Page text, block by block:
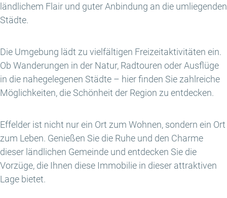
ländlichem Flair und guter Anbindung an die umliegenden
Städte.
Die Umgebung lädt zu vielfältigen Freizeitaktivitäten ein.
Ob Wanderungen in der Natur, Radtouren oder Ausflüge
in die nahegelegenen Städte – hier finden Sie zahlreiche
Möglichkeiten, die Schönheit der Region zu entdecken.
Effelder ist nicht nur ein Ort zum Wohnen, sondern ein Ort
zum Leben. Genießen Sie die Ruhe und den Charme
dieser ländlichen Gemeinde und entdecken Sie die
Vorzüge, die Ihnen diese Immobilie in dieser attraktiven
Lage bietet.